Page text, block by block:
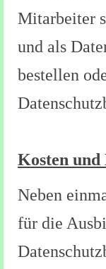
Mitarbeiter
und als
bestellen
Kosten
Neben
für die